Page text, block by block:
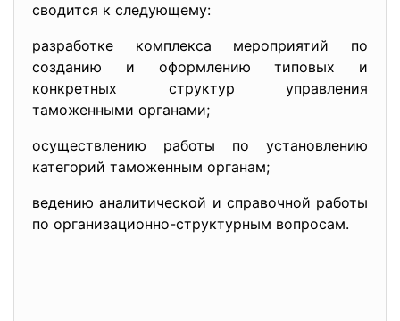
сводится к следующему:
разработке комплекса мероприятий по
созданию и оформлению типовых и
конкретных структур управления
таможенными органами;
осуществлению работы по установлению
категорий таможенным органам;
ведению аналитической и справочной работы
по организационно-структурным вопросам.